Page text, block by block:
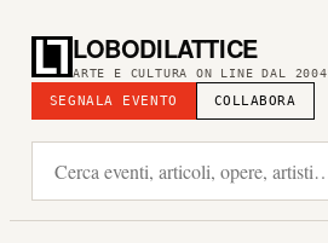
LOBODILATTICE
ARTE E CULTURA ON LINE DAL 2004
SEGNALA EVENTO COLLABORA